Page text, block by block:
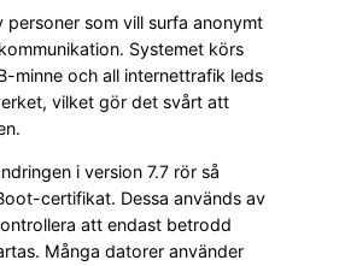
personer som vill surfa anonymt
Systemet körs
minne och all internettrafik leds
vilket gör det svårt att
i version 7.7 rör så
certifikat. Dessa används av
att endast betrodd
Många datorer använder